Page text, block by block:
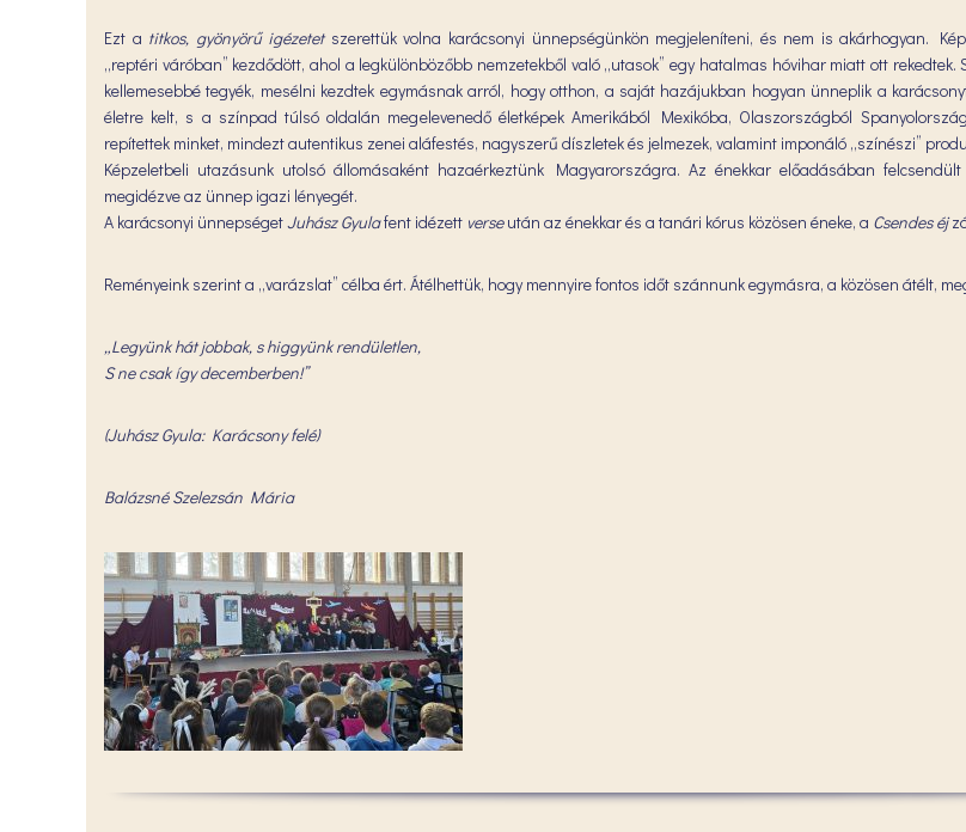
Ezt a titkos, gyönyörű igézetet szerettük volna karácsonyi ünnepségünkön megjeleníteni, és nem is akárhogyan.
„reptéri váróban” kezdődött, ahol a legkülönbözőbb nemzetekből való „utasok” egy hatalmas hóvihar miatt ott rekedtek.
kellemesebbé tegyék, mesélni kezdtek egymásnak arról, hogy otthon, a saját hazájukban hogyan ünneplik a
életre kelt, s a színpad túlsó oldalán megelevenedő életképek Amerikából Mexikóba, Olaszországból
repítettek minket, mindezt autentikus zenei aláfestés, nagyszerű díszletek és jelmezek, valamint imponáló „színészi”
Képzeletbeli utazásunk utolsó állomásaként hazaérkeztünk Magyarországra. Az énekkar előadásában
megidézve az ünnep igazi lényegét.
A karácsonyi ünnepségetJuhász Gyulafent idézett verseután az énekkar és a tanári kórus közösen éneke, a Csendes éj
Reményeink szerint a „varázslat” célba ért. Átélhettük, hogy mennyire fontos időt szánnunk egymásra, a közösen átélt,
„Legyünk hát jobbak, s higgyünk rendületlen,
S ne csak így decemberben!”
(Juhász Gyula: Karácsony felé)
Balázsné Szelezsán Mária